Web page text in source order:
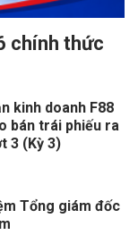
chính thức
kinh doanh F88
bán trái phiếu ra
3 (Kỳ 3)
Tổng giám đốc